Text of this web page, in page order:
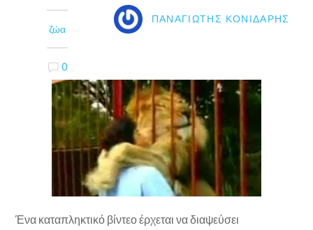
ζώα
0
ΠΑΝΑΓΙΏΤΗΣ ΚΟΝΙΔΆΡΗΣ
Ένα καταπληκτικό βίντεο έρχεται να διαψεύσει